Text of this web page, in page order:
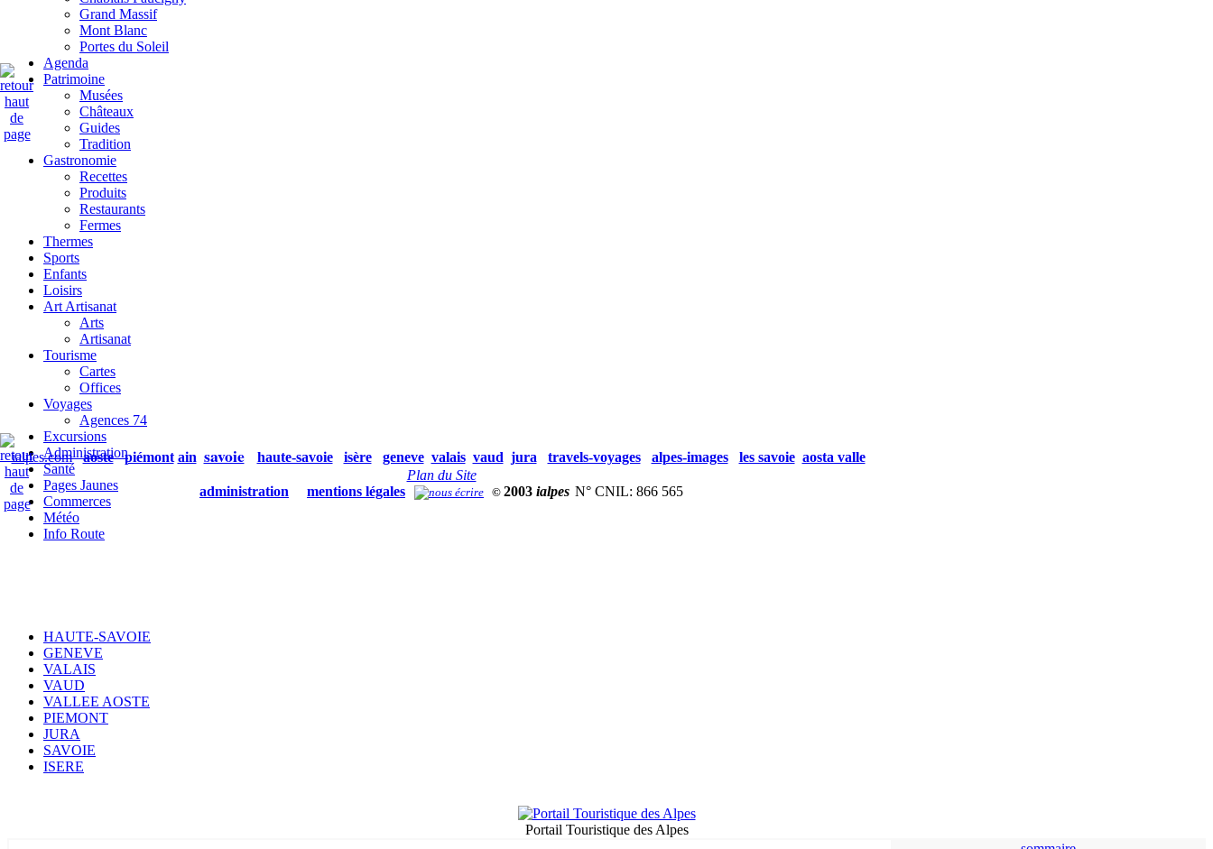
ialpes.com aoste piémont ain savoie haute-savoie isère geneve valais vaud jura travels-voyages alpes-images les savoie aosta valle
Plan du Site
administration
mentions légales © 2003 ialpes N° CNIL: 866 565
Grand Massif
Mont Blanc
Portes du Soleil
Agenda
Patrimoine
Musées
Châteaux
Guides
Tradition
Gastronomie
Recettes
Produits
Restaurants
Fermes
Thermes
Sports
Enfants
Loisirs
Art Artisanat
Arts
Artisanat
Tourisme
Cartes
Offices
Voyages
Agences 74
Excursions
Administration
Santé
Pages Jaunes
Commerces
Météo
Info Route
HAUTE-SAVOIE
GENEVE
VALAIS
VAUD
VALLEE AOSTE
PIEMONT
JURA
SAVOIE
ISERE
Portail Touristique des Alpes